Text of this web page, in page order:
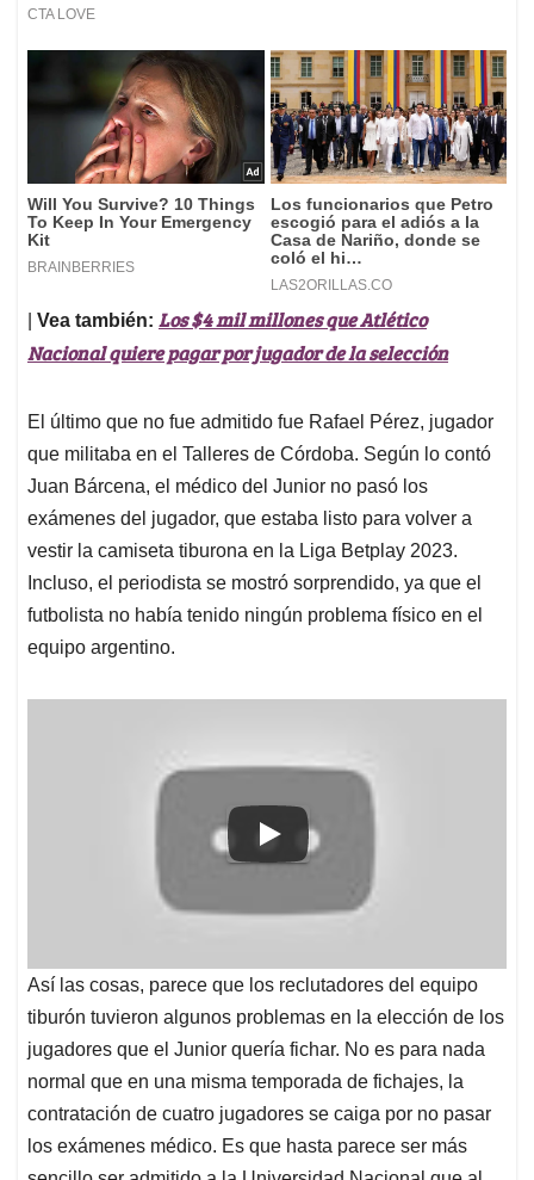
Vea también: Los $4 mil millones que Atlético
Nacional quiere pagar por jugador de la selección
El último que no fue admitido fue Rafael Pérez, jugador
que militaba en el Talleres de Córdoba. Según lo contó
Juan Bárcena, el médico del Junior no pasó los
exámenes del jugador, que estaba listo para volver a
vestir la camiseta tiburona en la Liga Betplay 2023.
Incluso, el periodista se mostró sorprendido, ya que el
futbolista no había tenido ningún problema físico en el
equipo argentino.
Así las cosas, parece que los reclutadores del equipo
tiburón tuvieron algunos problemas en la elección de los
jugadores que el Junior quería fichar. No es para nada
normal que en una misma temporada de fichajes, la
contratación de cuatro jugadores se caiga por no pasar
los exámenes médico. Es que hasta parece ser más